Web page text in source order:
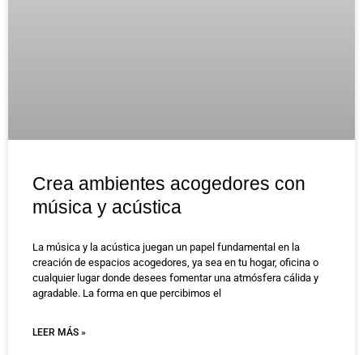
Crea ambientes acogedores con
música y acústica
La música y la acústica juegan un papel fundamental en la
creación de espacios acogedores, ya sea en tu hogar, oficina o
cualquier lugar donde desees fomentar una atmósfera cálida y
agradable. La forma en que percibimos el
LEER MÁS »